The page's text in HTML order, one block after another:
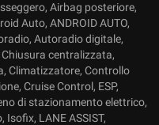
Airbag posteriore,
Auto, ANDROID AUTO,
Autoradio digitale,
centralizzata,
Climatizzatore, Controllo
Cruise Control, ESP,
di stazionamento elettrico,
LANE ASSIST,